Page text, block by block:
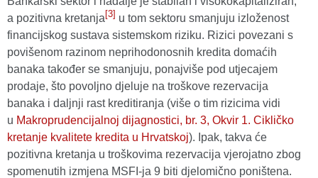
a pozitivna kretanja [3] u tom sektoru smanjuju izloženost
financijskog sustava sistemskom riziku. Rizici povezani s
povišenom razinom neprihodonosnih kredita domaćih
banaka također se smanjuju, ponajviše pod utjecajem
prodaje, što povoljno djeluje na troškove rezervacija
banaka i daljnji rast kreditiranja (više o tim rizicima vidi
u Makroprudencijalnoj dijagnostici, br. 3, Okvir 1. Cikličko
kretanje kvalitete kredita u Hrvatskoj). Ipak, takva će
pozitivna kretanja u troškovima rezervacija vjerojatno zbog
spomenutih izmjena MSFI-ja 9 biti djelomično poništena.